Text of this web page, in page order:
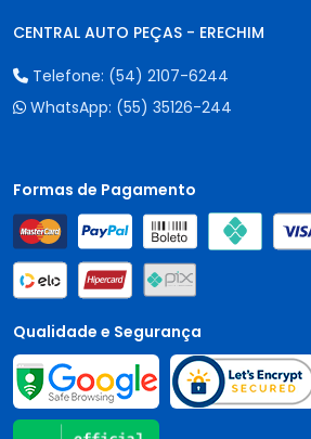
CENTRAL AUTO PEÇAS - ERECHIM
Telefone: (54) 2107-6244
WhatsApp: (55) 35126-244
Formas de Pagamento
Qualidade e Segurança